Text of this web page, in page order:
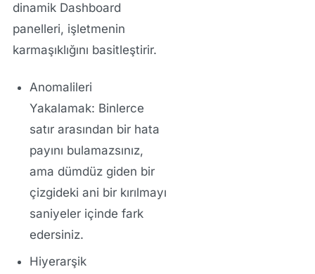
dinamik Dashboard
panelleri, işletmenin
karmaşıklığını basitleştirir.
Anomalileri
Yakalamak: Binlerce
satır arasından bir hata
payını bulamazsınız,
ama dümdüz giden bir
çizgideki ani bir kırılmayı
saniyeler içinde fark
edersiniz.
Hiyerarşik